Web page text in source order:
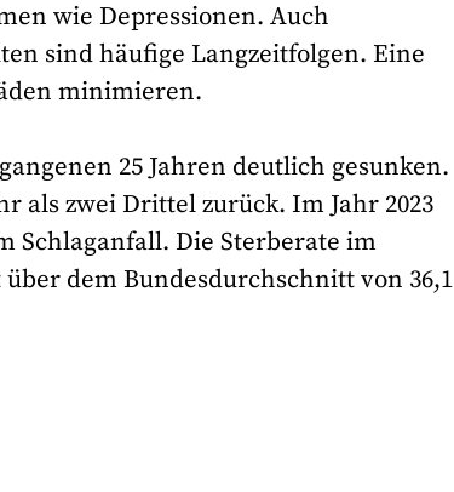
wie Depressionen. Auch
sind häufige Langzeitfolgen. Eine
minimieren.
25 Jahren deutlich gesunken.
als zwei Drittel zurück. Im Jahr 2023
Schlaganfall. Die Sterberate im
dem Bundesdurchschnitt von 36,1